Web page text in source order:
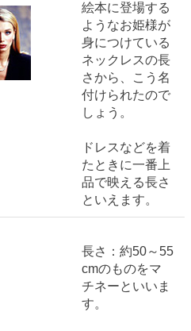
絵本に登場する
ようなお姫様が
身につけている
ネックレスの長
さから、こう名
付けられたので
しょう。
ドレスなどを着
たときに一番上
品で映える長さ
といえます。
長さ：約50～55
cmのものをマ
チネーといいま
す。